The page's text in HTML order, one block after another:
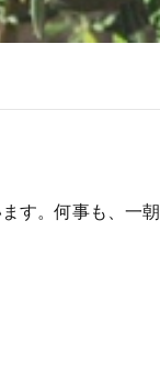
す。何事も、一朝